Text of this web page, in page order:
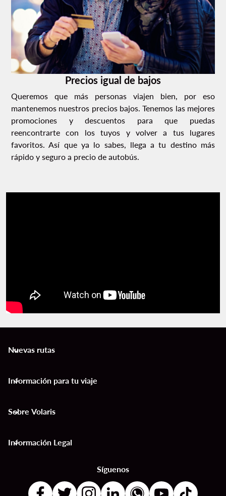
Precios igual de bajos
Queremos que más personas viajen bien, por eso
mantenemos nuestros precios bajos. Tenemos las mejores
promociones y descuentos para que puedas
reencontrarte con los tuyos y volver a tus lugares
favoritos. Así que ya lo sabes, llega a tu destino más
rápido y seguro a precio de autobús.
Nuevas rutas
keyboard_arrow_down
Información para tu viaje
keyboard_arrow_down
Sobre Volaris
keyboard_arrow_down
Información Legal
keyboard_arrow_down
Síguenos